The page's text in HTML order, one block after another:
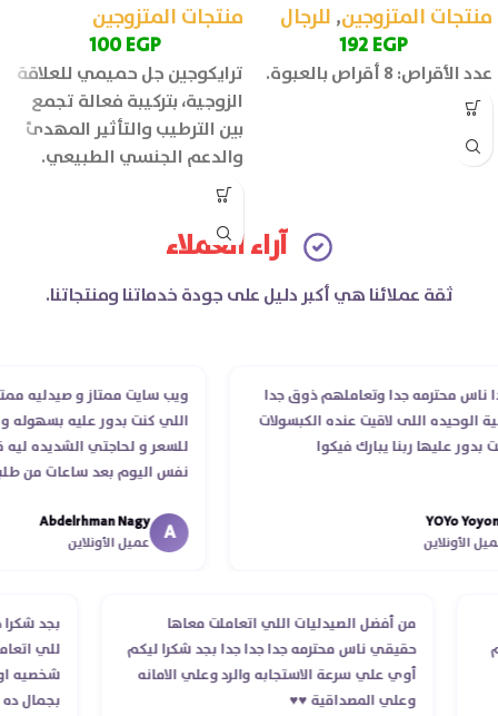
منتجات المتزوجين, للرجال
192EGP
عدد الأقراص: 8 أقراص بالعبوة.
منتجات المتزوجين
100EGP
ترايكوجين جل حميمي للعلاقة
الزوجية، بتركيبة فعالة تجمع
بين الترطيب والتأثير المهدئ
والدعم الجنسي الطبيعي.
الحجم: 50 جم
آراء العملاء
ثقة عملائنا هي أكبر دليل على جودة خدماتنا ومنتجاتنا.
محترمه جدا وتعاملهم ذوق جدا
اللى لاقيت عنده الكبسولات
عليها ربنا يبارك فيكوا
YOYo
ويب سايت ممتاز و صيدليه ممتازه
اللي كنت بدور عليه بسهوله و من
للسعر و لحاجتي الشديده ليه
نفس اليوم بعد ساعات من طلبي و
انتهاء موعد عمله ..فضل يتابع
استلمت ..شكرا جزيلا ليكم
Abdelrhman Nagy
عميل الأونلاين
من أفضل الصيدليات اللي اتعاملت معاها
حقيقي ناس محترمه جدا جدا جدا بجد شكرا ليكم
أوي علي سرعة الاستجابه والرد وعلي الامانه
وعلي المصداقية ♥️♥️‏
بجد
للي